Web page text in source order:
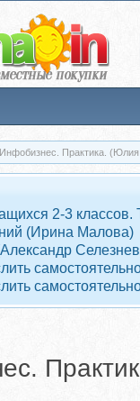
Практика. (Юлия
2-3
(Ирина Малова)